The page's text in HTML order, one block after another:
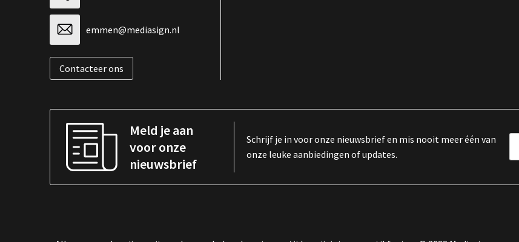
emmen@mediasign.nl
Contacteer ons
Meld je aan
voor onze
nieuwsbrief
Schrijf je in voor onze nieuwsbrief en mis nooit meer één van
onze leuke aanbiedingen of updates.